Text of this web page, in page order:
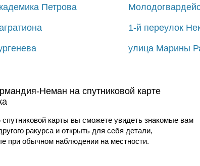
Петрова
1-й переулок
улица Марины
Неман на спутниковой карте
карты вы сможете увидеть знакомые вам
ракурса и открыть для себя детали,
при обычном наблюдении на местности.